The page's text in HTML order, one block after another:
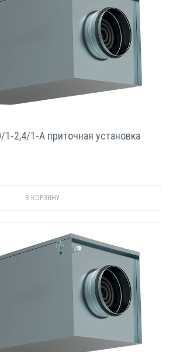
1-2,4/1-A приточная установка